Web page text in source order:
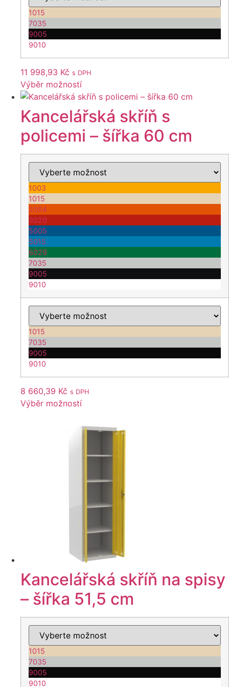
1015
7035
9005
9010
11 998,93 Kč s DPH
Výběr možností
Tento
produkt
má
více
variant.
Možnosti
vybrat
na
stránce
produktu
Kancelářská skříň s
policemi – šířka 60 cm
1003
1015
2004
3020
5005
5015
6029
7035
9005
9010
1015
7035
9005
9010
8 660,39 Kč s DPH
Výběr možností
Kancelářská skříň na spisy
– šířka 51,5 cm
1015
7035
9005
9010